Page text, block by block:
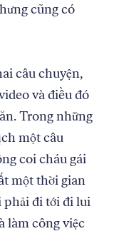
cũng có
câu chuyện,
và điều đó
Trong những
một câu
coi cháu gái
một thời gian
phải đi tới đi lui
làm công việc